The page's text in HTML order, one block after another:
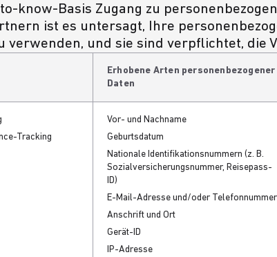
know-Basis Zugang zu
ist es untersagt, Ihre
verwenden, und sie sind verpflichtet, die
Erhobene Arten personenbezogener
Daten
Tracking
Vor- und Nachname
Geburtsdatum
Nationale Identifikationsnummern (z. B.
Sozialversicherungsnummer, Reisepass-
ID)
E-Mail-Adresse und/oder Telefonnummer
Anschrift und Ort
Gerät-ID
IP-Adresse